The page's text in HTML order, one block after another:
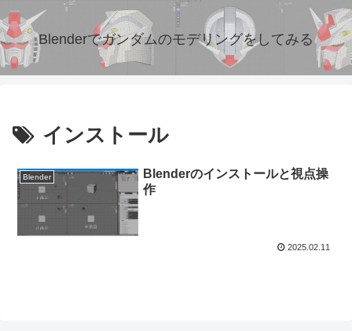
Blenderでガンダムのモデリングをしてみる
インストール
Blender
Blenderのインストールと視点操
作
2025.02.11